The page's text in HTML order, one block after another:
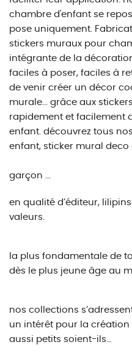
chambre d'enfant se
pose uniquement.
stickers muraux pour
intégrante de la
faciles à poser, faciles à
de venir créer un décor
murale... grâce aux
rapidement et facilement
enfant. découvrez tous
enfant, sticker mural
garçon ...
en qualité d’éditeur,
valeurs.
la plus fondamentale de
dès le plus jeune âge au
nos collections
un intérêt pour la création
aussi petits soient-ils…